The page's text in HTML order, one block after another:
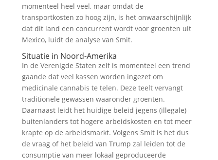
momenteel heel veel, maar omdat de
transportkosten zo hoog zijn, is het onwaarschijnlijk
dat dit land een concurrent wordt voor groenten uit
Mexico, luidt de analyse van Smit.
Situatie in Noord-Amerika
In de Verenigde Staten zelf is momenteel een trend
gaande dat veel kassen worden ingezet om
medicinale cannabis te telen. Deze teelt vervangt
traditionele gewassen waaronder groenten.
Daarnaast leidt het huidige beleid jegens (illegale)
buitenlanders tot hogere arbeidskosten en tot meer
krapte op de arbeidsmarkt. Volgens Smit is het dus
de vraag of het beleid van Trump zal leiden tot de
consumptie van meer lokaal geproduceerde